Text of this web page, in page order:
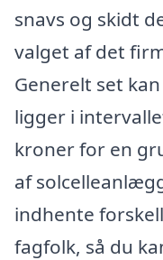
snavs og skidt
valget af det
Generelt set
ligger i
kroner for en
af
indhente
fagfolk, så du